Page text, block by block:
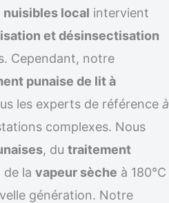
local intervient
et désinsectisation
Cependant, notre
punaise de lit à
les experts de référence à
complexes. Nous
, du traitement
de la vapeur sèche à 180°C
génération. Notre